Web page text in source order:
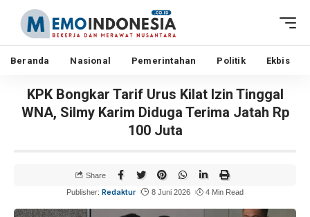
Beranda Nasional Pemerintahan Politik Ekbis
KPK Bongkar Tarif Urus Kilat Izin Tinggal
WNA, Silmy Karim Diduga Terima Jatah Rp
100 Juta
Publisher: Redaktur 8 Juni 2026 4 Min Read
Share